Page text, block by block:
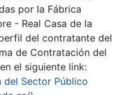
por la Fábrica
- Real Casa de la
del contratante del
de Contratación del
el siguiente link:
Sector Público